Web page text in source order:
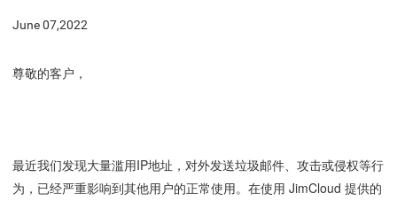
June 07,2022
尊敬的客户，
最近我们发现大量滥用IP地址，对外发送垃圾邮件、攻击或侵权等行
为，已经严重影响到其他用户的正常使用。在使用 JimCloud 提供的